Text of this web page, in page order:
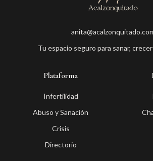
Tu espacio seguro para sanar,
Plataforma
Infertilidad
Abuso y Sanación
Crisis
Directorio